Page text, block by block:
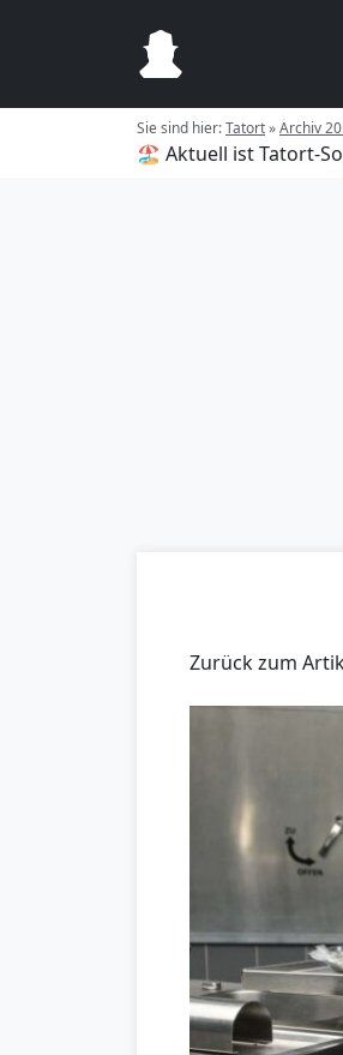
Sie sind hier:Tatort»Archiv
🏖️ Aktuell ist Tatort-
Zurück zum